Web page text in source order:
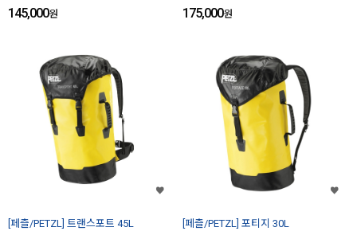
145,000원 175,000원
[페츨/PETZL] 트랜스포트 45L [페츨/PETZL] 포티지 30L